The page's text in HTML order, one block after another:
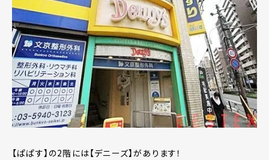
【ぱぱす】の2階には【デニーズ】があります！